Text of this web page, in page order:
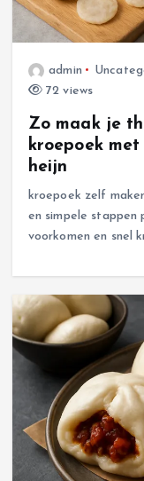
admin
72 views
Zo maak je
kroepoek
heijn
kroepoek zelf
en simpele
voorkomen en snel